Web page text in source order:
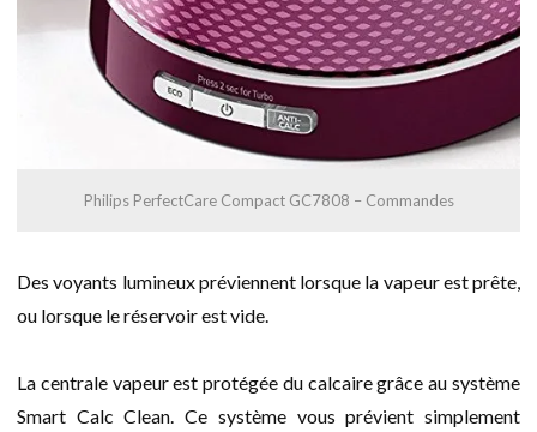
Philips PerfectCare Compact GC7808 – Commandes
Des voyants lumineux préviennent lorsque la vapeur est prête,
ou lorsque le réservoir est vide.
La centrale vapeur est protégée du calcaire grâce au système
Smart Calc Clean. Ce système vous prévient simplement